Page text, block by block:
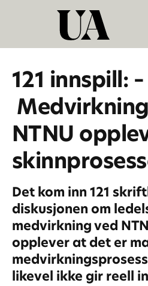
121 innspill: –
NTNU
Det kom inn 121
diskusjonen om
medvirkning ved
opplever at det er
likevel ikke gir reell